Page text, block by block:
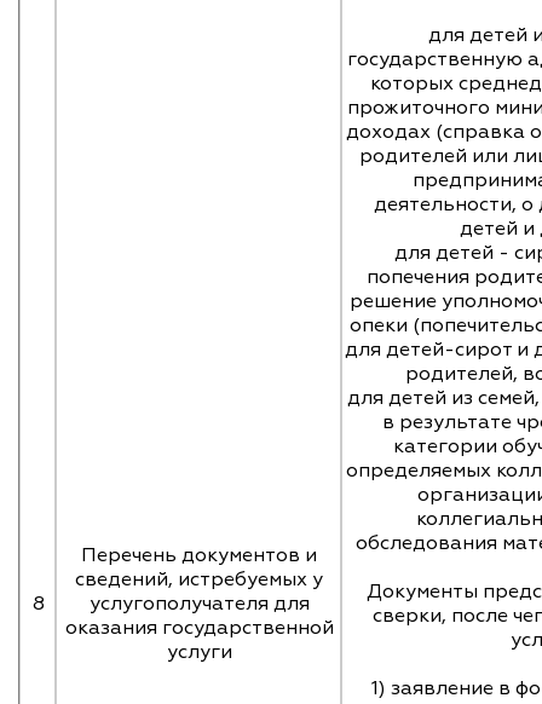
8
Перечень документов и
сведений, истребуемых у
услугополучателя для
оказания государственной
услуги
для детей
государственную
которых
прожиточного
доходах (справка
родителей или
деятельности,
детей и
для детей -
попечения
решение
опеки
для детей-сирот и
родителей,
для детей из
в результате
категории
определяемых
обследования
Документы
сверки, после
1) заявление в